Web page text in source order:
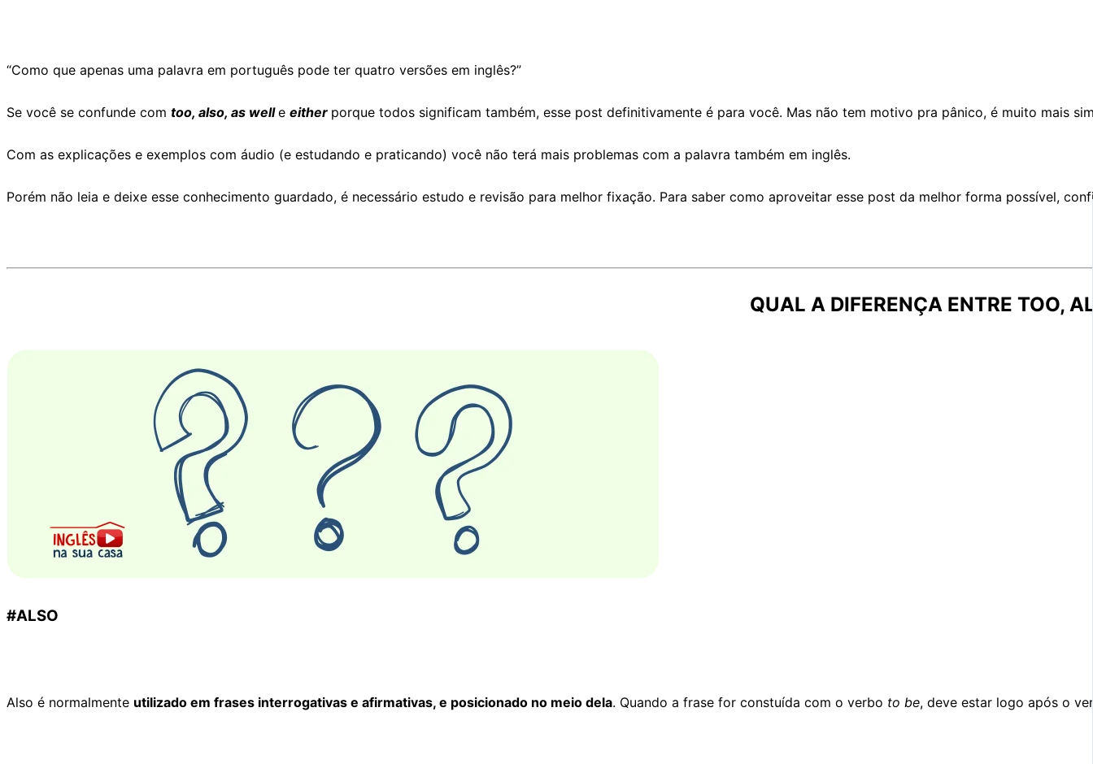
“Como que apenas uma palavra em português pode ter quatro versões em inglês?”
Se você se confunde com too, also, as welle either porque todos significam também, esse post definitivamente é para você. Mas não tem motivo pra pânico, é muito mais
Com as explicações e exemplos com áudio (e estudando e praticando) você não terá mais problemas com a palavra também em inglês.
Porém não leia e deixe esse conhecimento guardado, é necessário estudo e revisão para melhor fixação. Para saber como aproveitar esse post da melhor forma possível,
QUAL A DIFERENÇA ENTRE TOO,
#ALSO
Also é normalmente utilizado em frases interrogativas e afirmativas, e posicionado no meio dela. Quando a frase for constuída com o verbo to be, deve estar logo após o